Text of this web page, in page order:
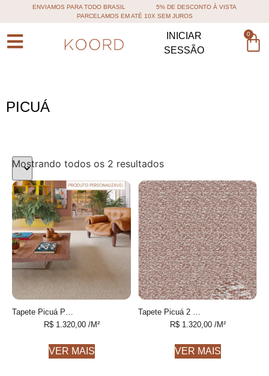
ENVIAMOS PARA TODO BRASIL
5% DE DESCONTO À VISTA
PARCELAMOS EM ATÉ 10X SEM JUROS
INICIAR
SESSÃO
0
PICUÁ
Mostrando todos os 2 resultados
Tapete Picuá Personalizável feito à mão
R$1.320,00/M²
VER MAIS
Tapete Picuá 2 feito à mão
R$1.320,00/M²
VER MAIS